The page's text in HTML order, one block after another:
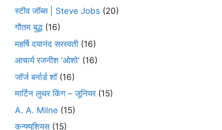
स्टीव जॉब्स | Steve Jobs (20)
गौतम बुद्ध (16)
महर्षि दयानंद सरस्वती (16)
आचार्य रजनीश 'ओशो' (16)
जॉर्ज बर्नार्ड शॉ(16)
मार्टिन लुथर किंग – जूनियर(15)
A. A. Milne (15)
कन्फ्युशियस(15)